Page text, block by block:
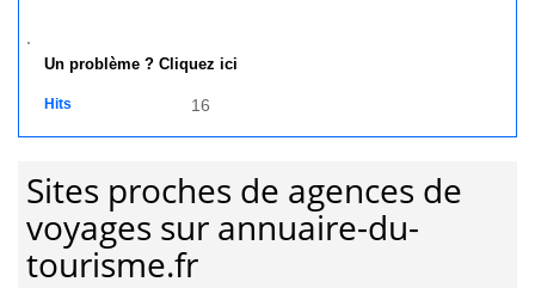
Un problème ? Cliquez ici
Hits 16
Sites proches de agences de
voyages sur annuaire-du-
tourisme.fr